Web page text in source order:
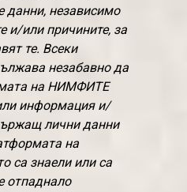
данни, независимо
и/или причините, за
те. Всеки
незабавно да
на НИМФИТЕ
информация и/
лични данни
на
са знаели или са
отпаднало